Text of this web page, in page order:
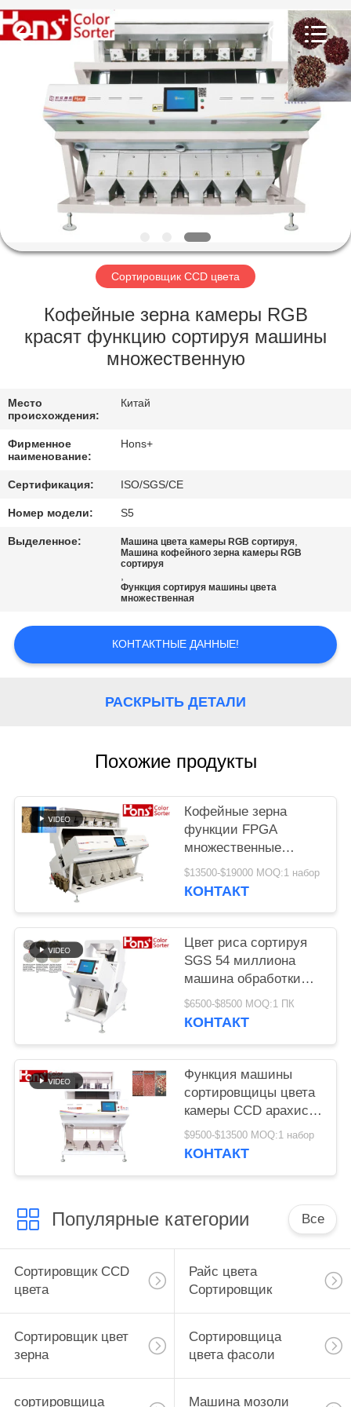
ДОМ
ПРОДУКТЫ
ПУТЕШЕСТВИЕ
ФАБРИКИ
ПРОВЕРКА
КАЧЕСТВА
СВЯЖИТЕСЬ
МЫ
СПРОСИТЕ
ЦИТАТУ
PRIVACY
POLICY
Optoelectronic
High-
tech
Co.,Ltd.
Сортировщик CCD цвета
Кофейные зерна камеры RGB
красят функцию сортируя машины
множественную
Место
происхождения:
Китай
Фирменное
наименование:
Hons+
Сертификация: ISO/SGS/CE
Номер модели: S5
Выделенное: Машина цвета камеры RGB сортируя,
Машина кофейного зерна камеры RGB
сортируя
,
Функция сортируя машины цвета
множественная
КОНТАКТНЫЕ ДАННЫЕ!
РАСКРЫТЬ ДЕТАЛИ
Похожие продукты
Кофейные зерна
функции FPGA
множественные
красят сортируя
машину
$13500-$19000 MOQ:1 набор
КОНТАКТ
Цвет риса сортируя
SGS 54 миллиона
машина обработки
разделителя пиксела
$6500-$8500 MOQ:1 ПК
КОНТАКТ
Функция машины
сортировщицы цвета
камеры CCD арахиса
3 парашютов
множественная
$9500-$13500 MOQ:1 набор
КОНТАКТ
Популярные категории Все
Сортировщик CCD
цвета
Райс цвета
Сортировщик
Сортировщик цвет
зерна
Сортировщица
цвета фасоли
сортировщица Машина мозоли